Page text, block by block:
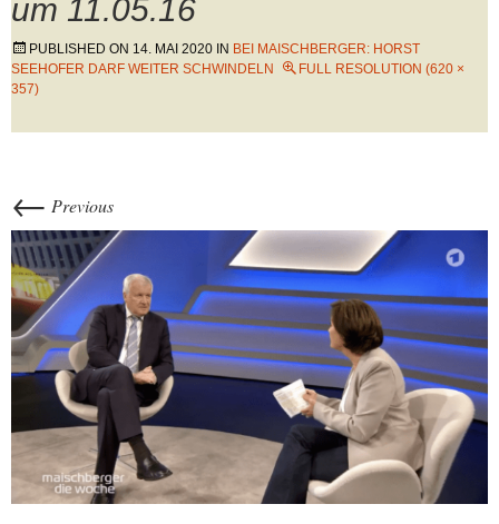
um 11.05.16
PUBLISHED ON 14. MAI 2020 IN BEI MAISCHBERGER: HORST
SEEHOFER DARF WEITER SCHWINDELN
FULL RESOLUTION (620 ×
357)
← Previous